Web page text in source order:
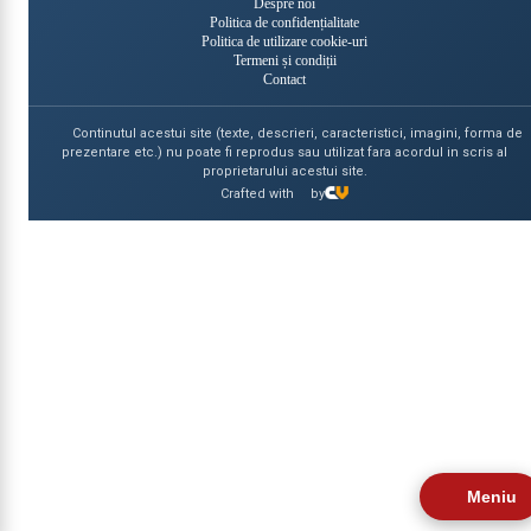
Meniu
Despre noi
Politica de confidențialitate
Politica de utilizare cookie-uri
Termeni și condiții
Contact
Continutul acestui site (texte, descrieri, caracteristici, imagini, forma de
prezentare etc.) nu poate fi reprodus sau utilizat fara acordul in scris al
proprietarului acestui site.
Crafted with
by